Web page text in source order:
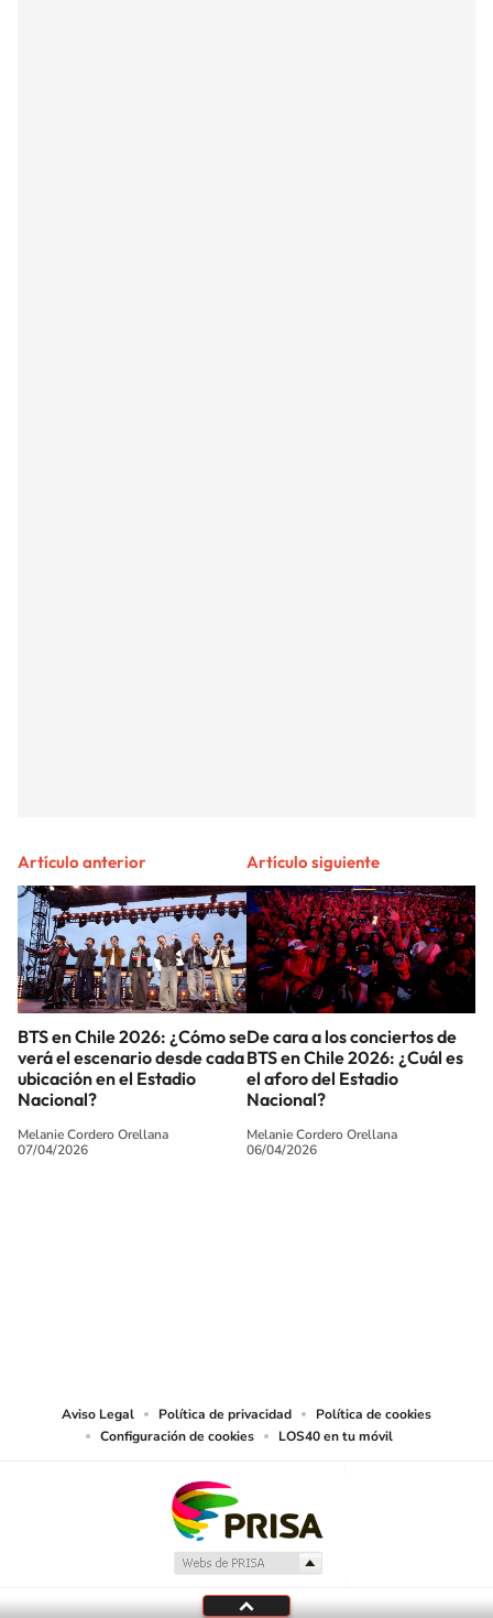
Artículo anterior
BTS en Chile 2026: ¿Cómo se
verá el escenario desde cada
ubicación en el Estadio
Nacional?
Melanie Cordero Orellana
07/04/2026
Artículo siguiente
De cara a los conciertos de
BTS en Chile 2026: ¿Cuál es
el aforo del Estadio
Nacional?
Melanie Cordero Orellana
06/04/2026
Aviso Legal Política de privacidad
Política de cookies
Configuración de cookies
LOS40 en tu móvil